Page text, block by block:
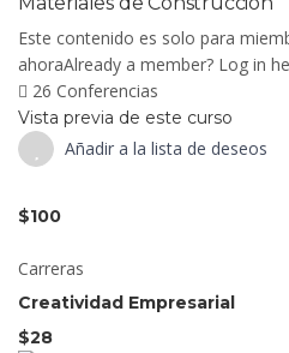
Este contenido es solo para
ahoraAlready a member? Log in
26 Conferencias
Vista previa de este curso
Añadir a la lista de deseos
$100
Carreras
Creatividad Empresarial
$28